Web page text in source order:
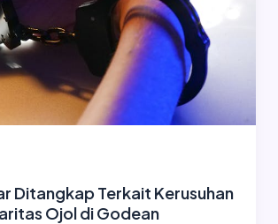
Ditangkap Terkait Kerusuhan
Ojol di Godean